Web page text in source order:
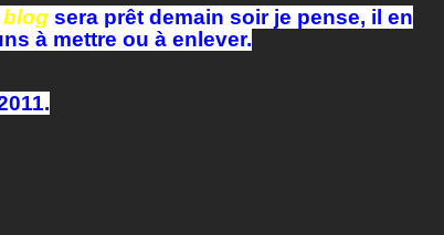
blog sera prêt demain soir je pense, il en
à mettre ou à enlever.